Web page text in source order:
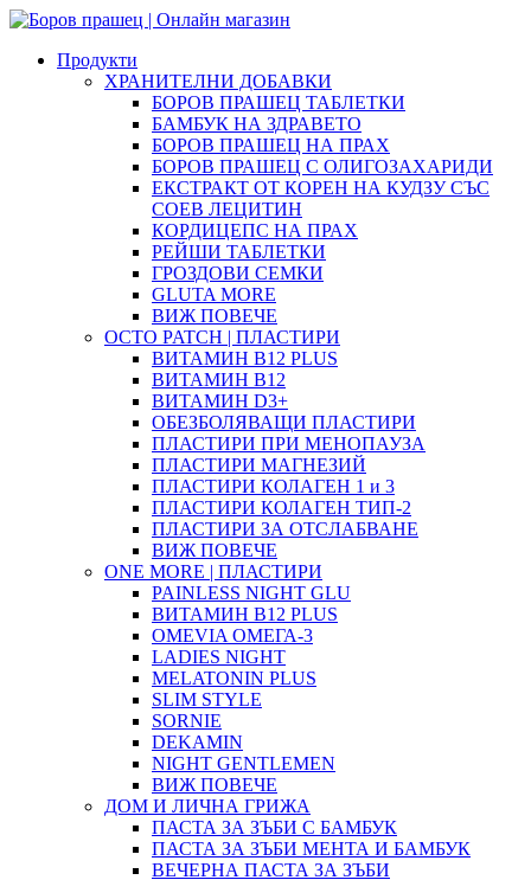
Продукти
ХРАНИТЕЛНИ ДОБАВКИ
БОРОВ ПРАШЕЦ ТАБЛЕТКИ
БАМБУК НА ЗДРАВЕТО
БОРОВ ПРАШЕЦ НА ПРАХ
БОРОВ ПРАШЕЦ С ОЛИГОЗАХАРИДИ
ЕКСТРАКТ ОТ КОРЕН НА КУДЗУ СЪС
СОЕВ ЛЕЦИТИН
КОРДИЦЕПС НА ПРАХ
РЕЙШИ ТАБЛЕТКИ
ГРОЗДОВИ СЕМКИ
GLUTA MORE
ВИЖ ПОВЕЧЕ
OCTO PATCH | ПЛАСТИРИ
ВИТАМИН B12 PLUS
ВИТАМИН B12
ВИТАМИН D3+
ОБЕЗБОЛЯВАЩИ ПЛАСТИРИ
ПЛАСТИРИ ПРИ МЕНОПАУЗА
ПЛАСТИРИ МАГНЕЗИЙ
ПЛАСТИРИ КОЛАГЕН 1 и 3
ПЛАСТИРИ КОЛАГЕН ТИП-2
ПЛАСТИРИ ЗА ОТСЛАБВАНЕ
ВИЖ ПОВЕЧЕ
ONE MORE | ПЛАСТИРИ
PAINLESS NIGHT GLU
ВИТАМИН B12 PLUS
ОMEVIA ОМЕГА-3
LADIES NIGHT
MELATONIN PLUS
SLIM STYLE
SORNIE
DEKAMIN
NIGHT GENTLEMEN
ВИЖ ПОВЕЧЕ
ДОМ И ЛИЧНА ГРИЖА
ПАСТА ЗА ЗЪБИ С БАМБУК
ПАСТА ЗА ЗЪБИ МЕНТА И БАМБУК
ВЕЧЕРНА ПАСТА ЗА ЗЪБИ